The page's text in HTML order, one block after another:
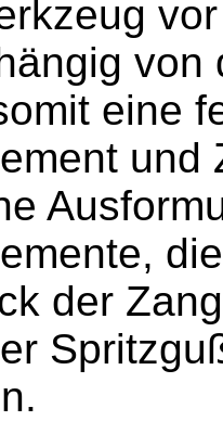
eine
und
der